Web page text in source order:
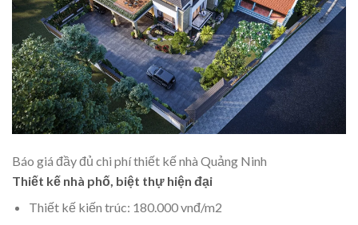
Báo giá đầy đủ chi phí thiết kế nhà Quảng Ninh
Thiết kế nhà phố, biệt thự hiện đại
Thiết kế kiến trúc: 180.000 vnđ/m2